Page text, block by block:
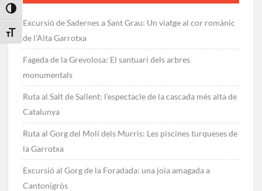
Toggle High Contrast
Toggle Font size
Excursió de Sadernes a Sant Grau: Un viatge al cor romànic
de l’Alta Garrotxa
Fageda de la Grevolosa: El santuari dels arbres
monumentals
Ruta al Salt de Sallent: l’espectacle de la cascada més alta de
Catalunya
Ruta al Gorg del Molí dels Murris: Les piscines turqueses de
la Garrotxa
Excursió al Gorg de la Foradada: una joia amagada a
Cantonigròs